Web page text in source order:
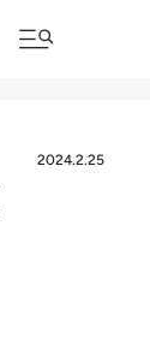
2024.2.25